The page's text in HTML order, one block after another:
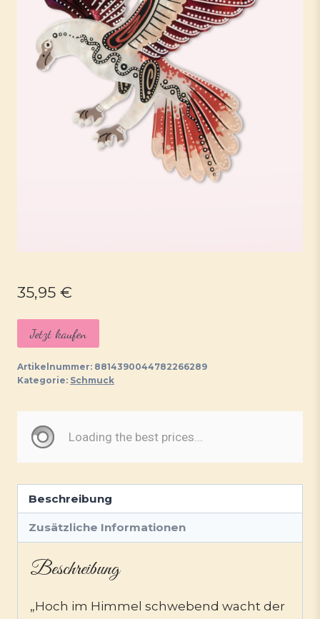
35,95 €
Jetzt kaufen
Artikelnummer: 8814390044782266289
Kategorie: Schmuck
Beschreibung
Zusätzliche Informationen
Beschreibung
„Hoch im Himmel schwebend wacht der